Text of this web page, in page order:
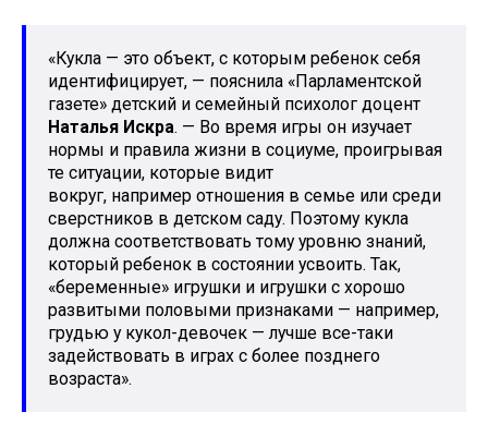
«Кукла — это объект, с которым ребенок себя
идентифицирует, — пояснила «Парламентской
газете» детский и семейный психолог доцент
Наталья Искра. — Во время игры он изучает
нормы и правила жизни в социуме, проигрывая
те ситуации, которые видит
вокруг, например отношения в семье или среди
сверстников в детском саду. Поэтому кукла
должна соответствовать тому уровню знаний,
который ребенок в состоянии усвоить. Так,
«беременные» игрушки и игрушки с хорошо
развитыми половыми признаками — например,
грудью у кукол-девочек — лучше все-таки
задействовать в играх с более позднего
возраста».